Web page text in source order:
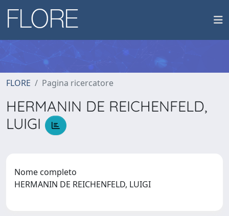
FLORE Pagina ricercatore
HERMANIN DE REICHENFELD,
LUIGI
Nome completo
HERMANIN DE REICHENFELD, LUIGI